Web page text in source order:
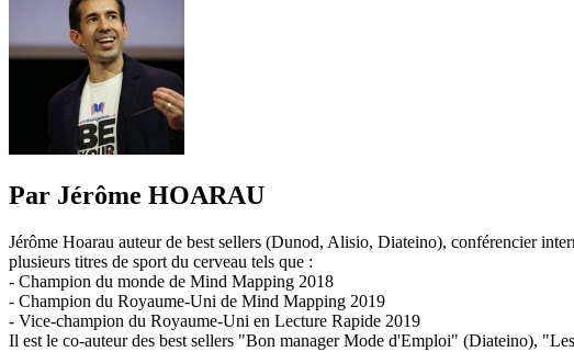
Par Jérôme HOARAU
Jérôme Hoarau auteur de best sellers (Dunod, Alisio, Diateino), conférencier
plusieurs titres de sport du cerveau tels que :
- Champion du monde de Mind Mapping 2018
- Champion du Royaume-Uni de Mind Mapping 2019
- Vice-champion du Royaume-Uni en Lecture Rapide 2019
Il est le co-auteur des best sellers "Bon manager Mode d'Emploi" (Diateino),